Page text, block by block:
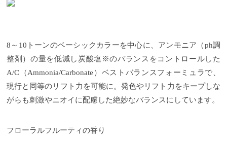
8 ～ 10 トーンのベーシックカラーを中心に、アンモニア（ph調
整剤）の量を低減し炭酸塩※のバランスをコントロールした
A/C （Ammonia/Carbonate ）ベストバランスフォーミュラで、
現行と同等のリフト力を可能に。発色やリフト力をキープしな
がらも刺激やニオイに配慮した絶妙なバランスにしています。
フローラルフルーティの香り